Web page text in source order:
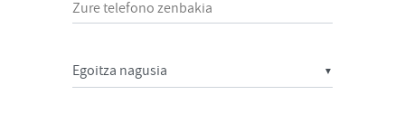
Zure telefono zenbakia
▼